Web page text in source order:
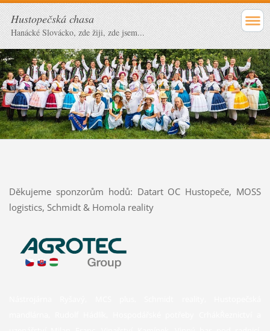
Hustopečská chasa
Hanácké Slovácko, zde žiji, zde jsem...
Děkujeme sponzorům hodů: Datart OC Hustopeče, MOSS
logistics, Schmidt & Homola reality